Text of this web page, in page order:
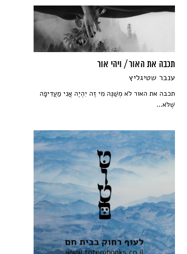
תכבה את האור / ויהי אור
ענבר שטיגליץ
תכבה את האור לֹא מְשַׁנֶּה מִי זֶה יִהְיֶה אֲנִי מַעֲדִיפָה
שֶׁלֹּא...